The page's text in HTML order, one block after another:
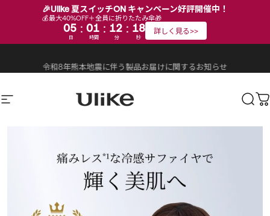
🎉Ulike 夏スイッチON キャンペーン好評開催中！
💰最大40%OFF＋全員に折りたたみ傘🎁
05 : 01 : 12 : 16
日 時間 分 秒
詳しく見る>>
サイトナビゲーションUlike公式ストア 検索